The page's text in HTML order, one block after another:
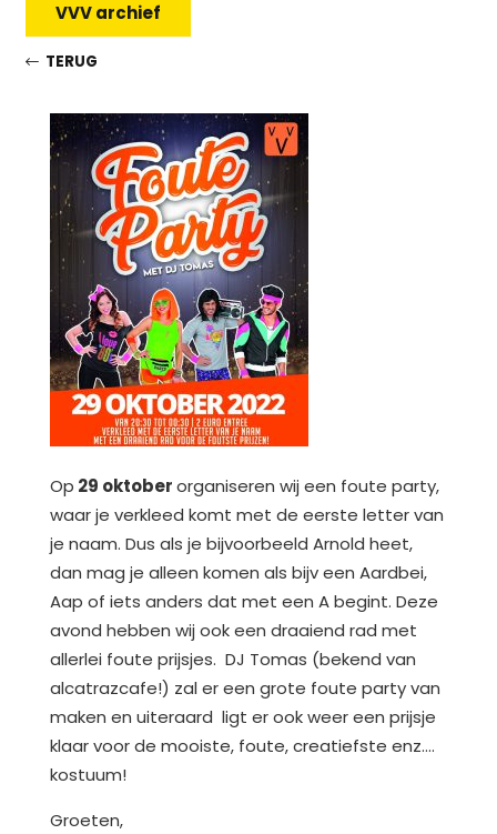
VVV archief
TERUG
Op 29 oktoberorganiseren wij een foute party,
waar je verkleed komt met de eerste letter van
je naam. Dus als je bijvoorbeeld Arnold heet,
dan mag je alleen komen als bijv een Aardbei,
Aap of iets anders dat met een A begint. Deze
avond hebben wij ook een draaiend rad met
allerlei foute prijsjes. DJ Tomas (bekend van
alcatrazcafe!) zal er een grote foute party van
maken en uiteraard ligt er ook weer een prijsje
klaar voor de mooiste, foute, creatiefste enz….
kostuum!
Groeten,